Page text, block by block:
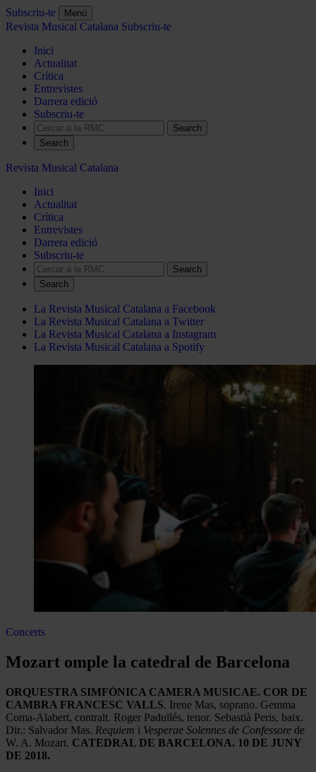
Subscriu-te Menú
Revista Musical Catalana Subscriu-te
Inici
Actualitat
Crítica
Entrevistes
Darrera edició
Subscriu-te
Search
Revista Musical Catalana
Inici
Actualitat
Crítica
Entrevistes
Darrera edició
Subscriu-te
Search
La Revista Musical Catalana a Facebook
La Revista Musical Catalana a Twitter
La Revista Musical Catalana a Instagram
La Revista Musical Catalana a Spotify
Concerts
Mozart omple la catedral de Barcelona
ORQUESTRA SIMFÒNICA CAMERA MUSICAE. COR DE
CAMBRA FRANCESC VALLS. Irene Mas, soprano. Gemma
Coma-Alabert, contralt. Roger Padullés, tenor. Sebastià Peris, baix.
Dir.: Salvador Mas. Requiem i Vesperae Solennes de Confessore de
W. A. Mozart. CATEDRAL DE BARCELONA. 10 DE JUNY
DE 2018.